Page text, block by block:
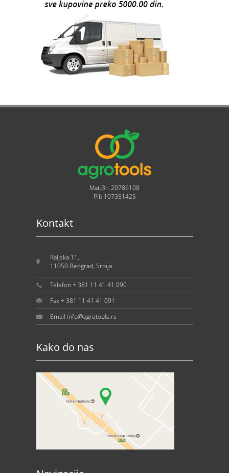
Mat.Br. 20786108
Pib 107351425
Kontakt
Raljska 11,
11050 Beograd, Srbija
Telefon + 381 11 41 41 090
Fax + 381 11 41 41 091
Email info@agrotools.rs
Kako do nas